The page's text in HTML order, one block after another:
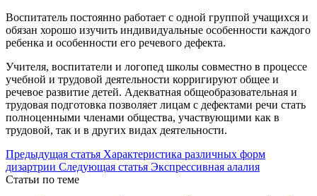
Воспитатель постоянно работает с одной группой учащихся и
обязан хорошо изучить индивидуальные особенности каждого
ребенка и особенности его речевого дефекта.
Учителя, воспитатели и логопед школы совместно в процессе
учебной и трудовой деятельности корригируют общее и
речевое развитие детей. Адекватная общеобразовательная и
трудовая подготовка позволяет лицам с дефектами речи стать
полноценными членами общества, участвующими как в
трудовой, так и в других видах деятельности.
Предыдущая статья Характеристика различных форм
дизартрии Следующая статья Экспрессивная алалия
Статьи по теме